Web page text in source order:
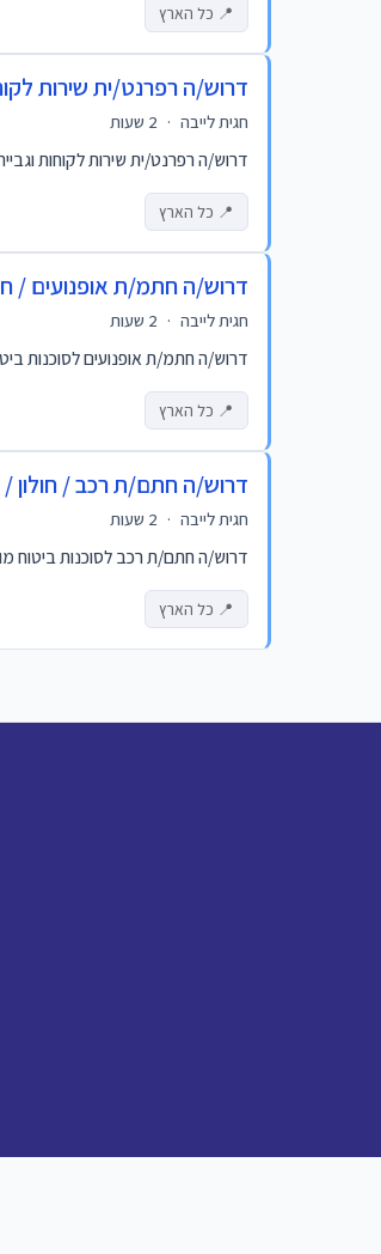
📍 כל הארץ
דרוש/ה רפרנט/ית שירות לקוחות
חגית לייבה ·
דרוש/ה רפרנט/ית שירות לקוחות וגבייה לסוכנות ביטוח מובילה בחולון!
📍 כל הארץ
דרוש/ה חתמ/ת אופנועים / חולון /
חגית לייבה ·
דרוש/ה חתמ/ת אופנועים לסוכנות
📍 כל הארץ
דרוש/ה חתם/ת רכב / חולון / 1029790
חגית לייבה ·
דרוש/ה חתם/ת רכב לסוכנות ביטוח
📍 כל הארץ